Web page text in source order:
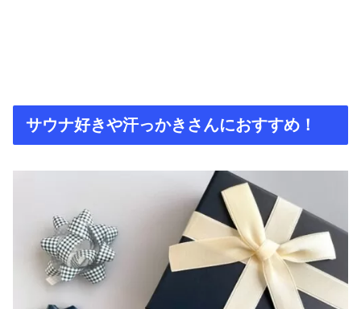
サウナ好きや汗っかきさんにおすすめ！